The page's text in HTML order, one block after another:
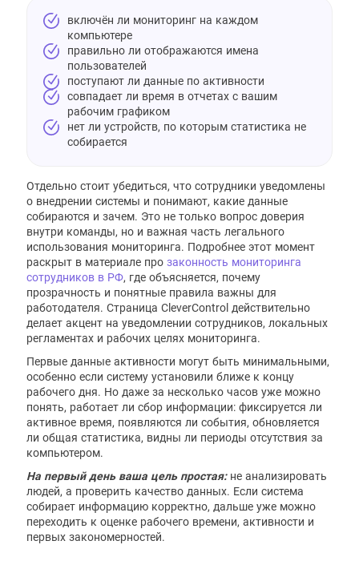
включён ли мониторинг на каждом
компьютере
правильно ли отображаются имена
пользователей
поступают ли данные по активности
совпадает ли время в отчетах с вашим
рабочим графиком
нет ли устройств, по которым статистика не
собирается
Отдельно стоит убедиться, что сотрудники уведомлены
о внедрении системы и понимают, какие данные
собираются и зачем. Это не только вопрос доверия
внутри команды, но и важная часть легального
использования мониторинга. Подробнее этот момент
раскрыт в материале прозаконность мониторинга
сотрудников в РФ, где объясняется, почему
прозрачность и понятные правила важны для
работодателя. Страница CleverControl действительно
делает акцент на уведомлении сотрудников, локальных
регламентах и рабочих целях мониторинга.
Первые данные активности могут быть минимальными,
особенно если систему установили ближе к концу
рабочего дня. Но даже за несколько часов уже можно
понять, работает ли сбор информации: фиксируется ли
активное время, появляются ли события, обновляется
ли общая статистика, видны ли периоды отсутствия за
компьютером.
На первый день ваша цель простая:не анализировать
людей, а проверить качество данных. Если система
собирает информацию корректно, дальше уже можно
переходить к оценке рабочего времени, активности и
первых закономерностей.